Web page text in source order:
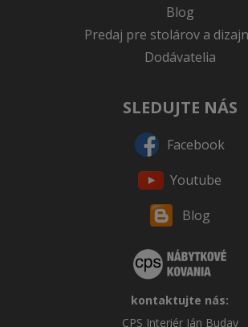
Blog
Predaj pre stolárov a
Dodávatelia
SLEDUJTE NÁS
Facebook
Youtube
Blog
kontaktujte nás:
CPS Interiér Ján Buday